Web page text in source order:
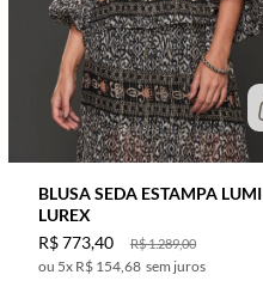
BLUSA SEDA ESTAMPA LUMI
LUREX
R$1.289,00
R$773,40
5x R$ 154,68 sem juros